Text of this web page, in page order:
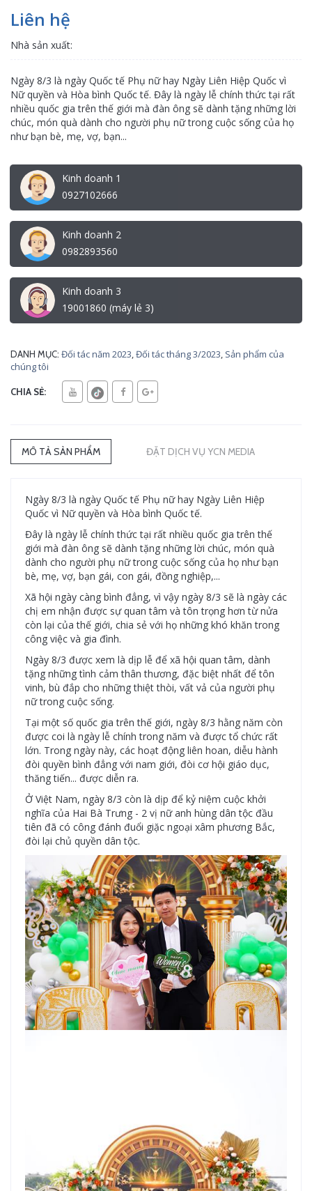
Liên hệ
Nhà sản xuất:
Ngày 8/3 là ngày Quốc tế Phụ nữ hay Ngày Liên Hiệp Quốc vì
Nữ quyền và Hòa bình Quốc tế. Đây là ngày lễ chính thức tại rất
nhiều quốc gia trên thế giới mà đàn ông sẽ dành tặng những lời
chúc, món quà dành cho người phụ nữ trong cuộc sống của họ
như bạn bè, mẹ, vợ, bạn...
Kinh doanh 1
0927102666
Kinh doanh 2
0982893560
Kinh doanh 3
19001860 (máy lẻ 3)
DANH MỤC: Đối tác năm 2023,Đối tác tháng 3/2023, Sản phẩm của
chúng tôi
CHIA SẺ:
MÔ TẢ SẢN PHẨM ĐẶT DỊCH VỤ YCN MEDIA
Ngày 8/3 là ngày Quốc tế Phụ nữ hay Ngày Liên Hiệp
Quốc vì Nữ quyền và Hòa bình Quốc tế.
Đây là ngày lễ chính thức tại rất nhiều quốc gia trên thế
giới mà đàn ông sẽ dành tặng những lời chúc, món quà
dành cho người phụ nữ trong cuộc sống của họ như bạn
bè, mẹ, vợ, bạn gái, con gái, đồng nghiệp,...
Xã hội ngày càng bình đẳng, vì vậy ngày 8/3 sẽ là ngày các
chị em nhận được sự quan tâm và tôn trọng hơn từ nửa
còn lại của thế giới, chia sẻ với họ những khó khăn trong
công việc và gia đình.
Ngày 8/3 được xem là dịp lễ để xã hội quan tâm, dành
tặng những tình cảm thân thương, đặc biệt nhất để tôn
vinh, bù đắp cho những thiệt thòi, vất vả của người phụ
nữ trong cuộc sống.
Tại một số quốc gia trên thế giới, ngày 8/3 hằng năm còn
được coi là ngày lễ chính trong năm và được tổ chức rất
lớn. Trong ngày này, các hoạt động liên hoan, diễu hành
đòi quyền bình đẳng với nam giới, đòi cơ hội giáo dục,
thăng tiến... được diễn ra.
Ở Việt Nam, ngày 8/3 còn là dịp để kỷ niệm cuộc khởi
nghĩa của Hai Bà Trưng - 2 vị nữ anh hùng dân tộc đầu
tiên đã có công đánh đuổi giặc ngoại xâm phương Bắc,
đòi lại chủ quyền dân tộc.